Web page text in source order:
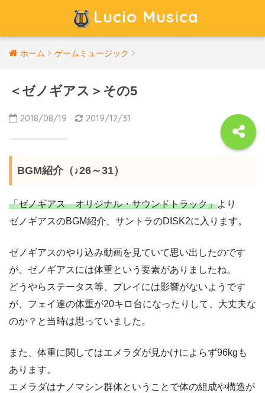
Lucio Musica
ホーム ゲームミュージック
＜ゼノギアス＞その5
2018/08/19 2019/12/31
BGM紹介（♪26～31）
「ゼノギアス オリジナル・サウンドトラック」より
ゼノギアスのBGM紹介、サントラのDISK2に入ります。
ゼノギアスのやり込み動画を見ていて思い出したのです
が、ゼノギアスには体重という要素がありましたね。
どうやらステータス等、プレイには影響がないようです
が、フェイ達の体重が20キロ台になったりして、大丈夫な
のか？と当時は思っていました。
また、体重に関してはエメラダが見かけによらず96kgも
あります。
エメラダはナノマシン群体ということで体の組成や構造が